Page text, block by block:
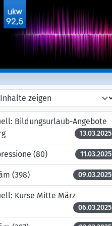
Bildungsurlaub-Angebote
13.03.2025
(80) 11.03.2025
(398) 09.03.2025
Kurse Mitte März
06.03.2025